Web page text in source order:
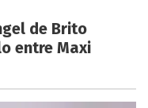
de Brito
entre Maxi